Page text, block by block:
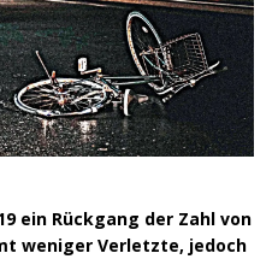
ein Rückgang der Zahl von
weniger Verletzte, jedoch